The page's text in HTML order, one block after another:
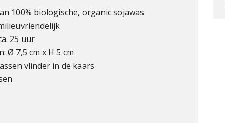
100% biologische, organic sojawas
25 uur
Ø 7,5 cm x H 5 cm
vlinder in de kaars